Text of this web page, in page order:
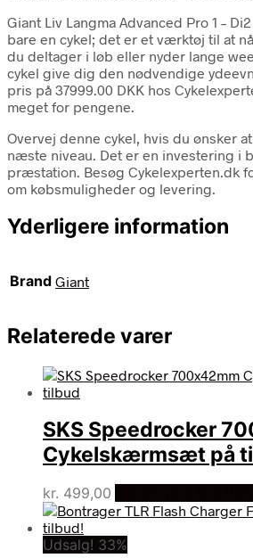
Giant Liv Langma Advanced Pro 1 –
bare en cykel; det er et værktøj til at
du deltager i løb eller nyder lange
cykel give dig den nødvendige
pris på 37999.00 DKK hos
meget for pengene.
Overvej denne cykel, hvis du ønsker
næste niveau. Det er en investering i
præstation. Besøg Cykelexperten.dk
om købsmuligheder og levering.
Yderligere information
Brand Giant
Relaterede varer
SKS Speedrocker
Cykelskærmsæt på
kr. 499,00
Udsalg! 33%